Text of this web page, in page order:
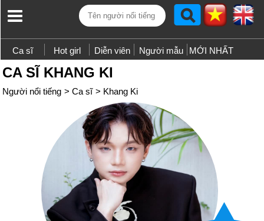
Ca sĩ Hot girl Diễn viên Người mẫu MỚI NHẤT
CA SĨ KHANG KI
Người nổi tiếng > Ca sĩ > Khang Ki